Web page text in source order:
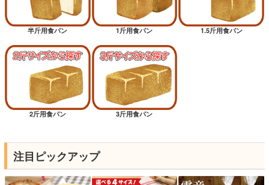
半斤用食パン 1斤用食パン 1.5斤用食パン
2斤用食パン 3斤用食パン
注目ピックアップ